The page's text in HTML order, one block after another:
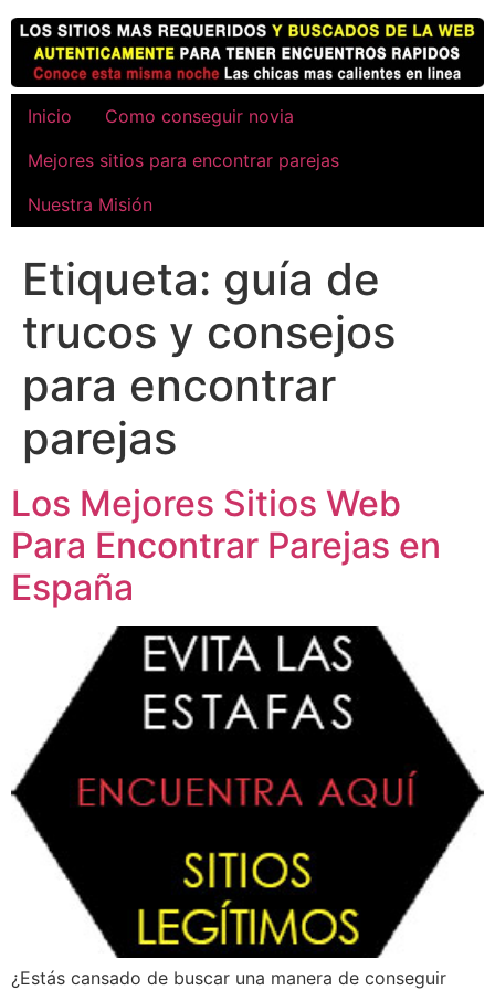
contenido
Inicio
Como conseguir novia
Mejores sitios para encontrar parejas
Nuestra Misión
Etiqueta: guía de
trucos y consejos
para encontrar
parejas
Los Mejores Sitios Web
Para Encontrar Parejas en
España
¿Estás cansado de buscar una manera de conseguir